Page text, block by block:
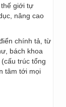
giới tự
nâng cao
chính tả, từ
bách khoa
trúc tổng
tâm tới mọi